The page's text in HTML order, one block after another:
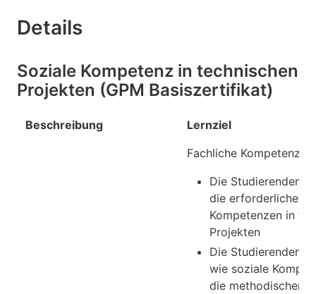
Details
Soziale Kompetenz in technischen
Projekten (GPM Basiszertifikat)
Beschreibung
Lernziel
Fachliche Kompetenzen:
Die Studierenden
die erforderlichen
Kompetenzen in
Projekten
Die Studierenden
wie soziale
die methodischen